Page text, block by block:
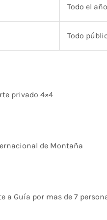
Todo el año
Todo
privado 4×4
de Montaña
a Guía por mas de 7